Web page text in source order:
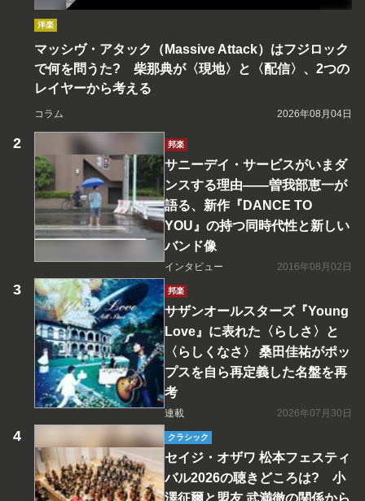
洋楽
マッシヴ・アタック（Massive Attack）はフジロック
で何を問うた? 柴那典が〈現地〉と〈配信〉、2つの
レイヤーから考える
コラム 2026年08月04日
邦楽
サニーデイ・サービスがいまダ
ンスする理由――曽我部恵一が
語る、新作『DANCE TO
YOU』の持つ同時代性と新しい
バンド像
インタビュー 2016年08月02日
邦楽
サザンオールスターズ『Young
Love』に表れた〈らしさ〉と
〈らしくなさ〉 桑田佳祐がポッ
プスを自ら再定義した名盤を再
考
連載 2026年07月30日
クラシック
セイジ・オザワ 松本フェスティ
バル2026の聴きどころは? 小